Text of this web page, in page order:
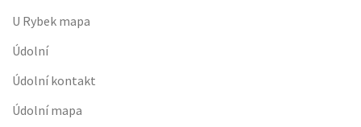
U Rybek mapa
Údolní
Údolní kontakt
Údolní mapa